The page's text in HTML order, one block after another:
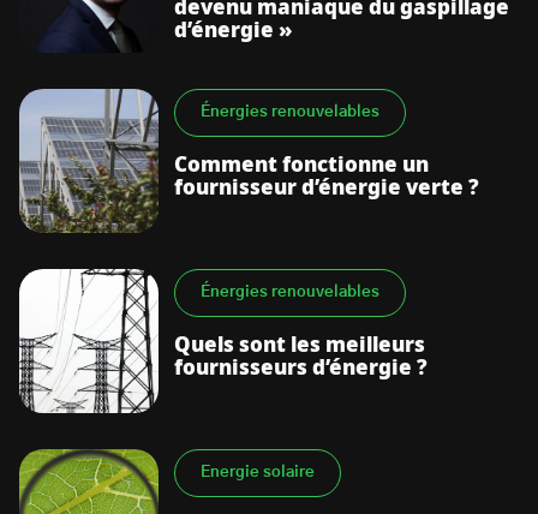
devenu maniaque du gaspillage
d’énergie »
Énergies renouvelables
Comment fonctionne un
fournisseur d’énergie verte ?
Énergies renouvelables
Quels sont les meilleurs
fournisseurs d’énergie ?
Energie solaire